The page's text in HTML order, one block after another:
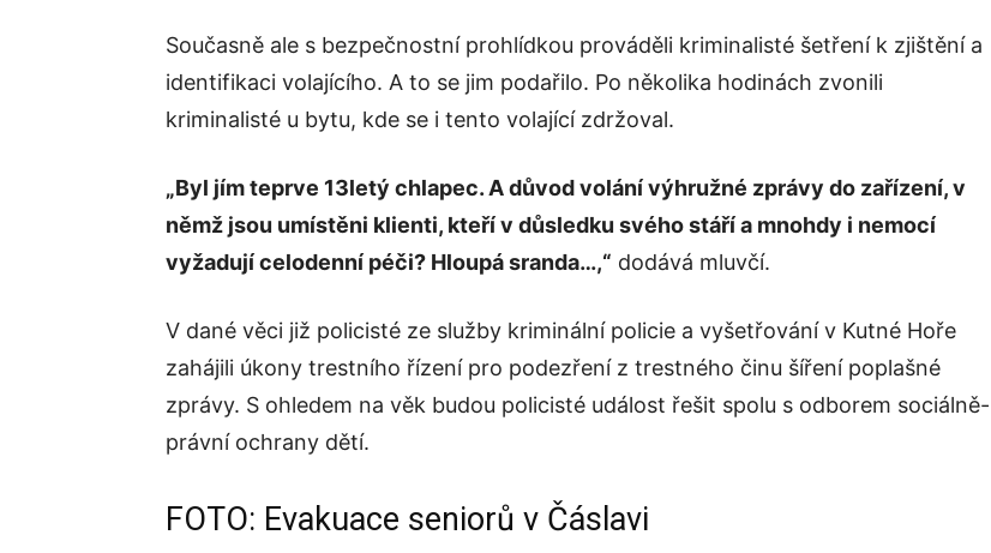
Současně ale s bezpečnostní prohlídkou prováděli kriminalisté šetření k zjištění a
identifikaci volajícího. A to se jim podařilo. Po několika hodinách zvonili
kriminalisté u bytu, kde se i tento volající zdržoval.
„Byl jím teprve 13letý chlapec. A důvod volání výhružné zprávy do zařízení, v
němž jsou umístěni klienti, kteří v důsledku svého stáří a mnohdy i nemocí
vyžadují celodenní péči? Hloupá sranda…,“ dodává mluvčí.
V dané věci již policisté ze služby kriminální policie a vyšetřování v Kutné Hoře
zahájili úkony trestního řízení pro podezření z trestného činu šíření poplašné
zprávy. S ohledem na věk budou policisté událost řešit spolu s odborem sociálně-
právní ochrany dětí.
FOTO: Evakuace seniorů v Čáslavi